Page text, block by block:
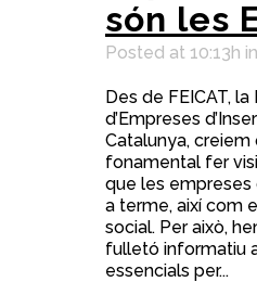
són les
Posted at 10:13h in
Des de FEICAT,
d’Empreses
Catalunya, creiem
fonamental fer
que les empreses
a terme, així com
social. Per això,
fulletó informatiu
essencials per...